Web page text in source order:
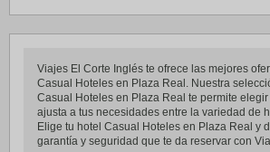
Viajes El Corte Inglés te ofrece las mejores
Casual Hoteles en Plaza Real. Nuestra
Casual Hoteles en Plaza Real te permite
ajusta a tus necesidades entre la variedad de
Elige tu hotel Casual Hoteles en Plaza Real y
garantía y seguridad que te da reservar con